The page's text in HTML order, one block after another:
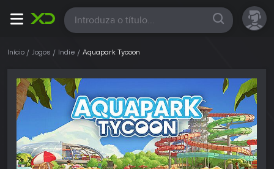
Todas
Início Jogos Indie Aquapark Tycoon